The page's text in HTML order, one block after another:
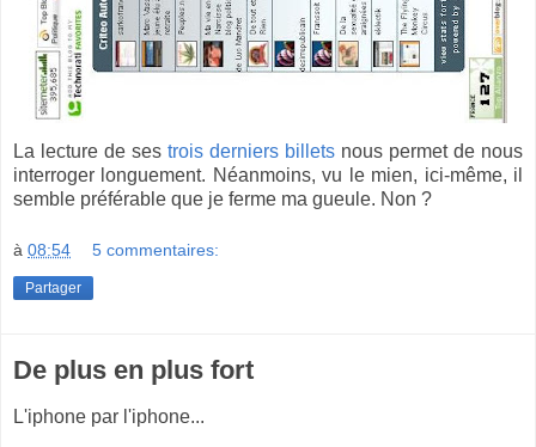
La lecture de ses trois derniers billets nous permet de nous
interroger longuement. Néanmoins, vu le mien, ici-même, il
semble préférable que je ferme ma gueule. Non ?
à 08:54 5 commentaires:
Partager
De plus en plus fort
L'iphone par l'iphone...